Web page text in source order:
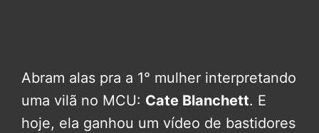
Abram alas pra a 1° mulher interpretando
uma vilã no MCU: Cate Blanchett. E
hoje, ela ganhou um vídeo de bastidores